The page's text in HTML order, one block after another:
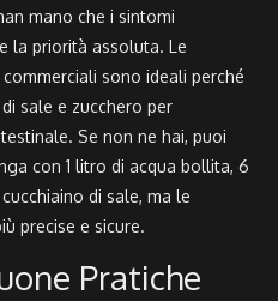
mano che i sintomi
la priorità assoluta. Le
sono ideali perché
sale e zucchero per
Se non ne hai, puoi
con 1 litro di acqua bollita, 6
di sale, ma le
precise e sicure.
Pratiche